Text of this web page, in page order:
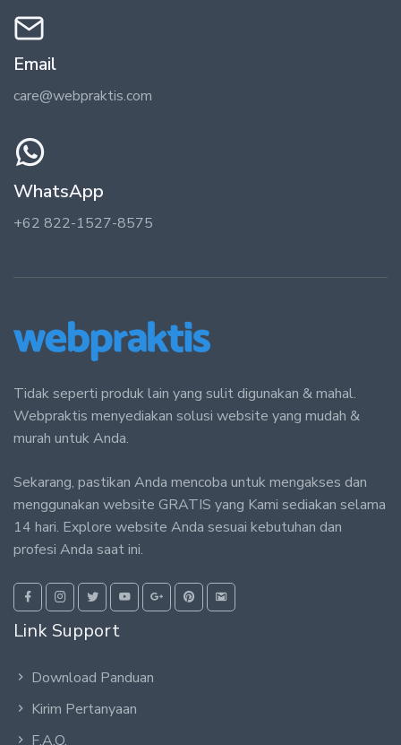
Email
care@webpraktis.com
WhatsApp
+62 822-1527-8575
Tidak seperti produk lain yang sulit digunakan & mahal.
Webpraktis menyediakan solusi website yang mudah &
murah untuk Anda.
Sekarang, pastikan Anda mencoba untuk mengakses dan
menggunakan website GRATIS yang Kami sediakan selama
14 hari. Explore website Anda sesuai kebutuhan dan
profesi Anda saat ini.
Link Support
Download Panduan
Kirim Pertanyaan
F.A.Q.